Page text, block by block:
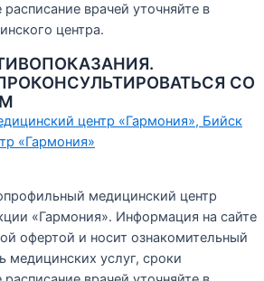
врачей уточняйте в
центра.
СО
«Гармония»
медицинский центр
«Гармония». Информация на сайте
офертой и носит ознакомительный
медицинских услуг, сроки